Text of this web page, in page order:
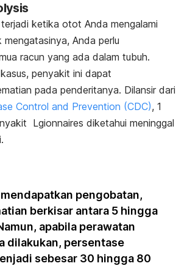
terjadi ketika otot Anda mengalami
Anda perlu
racun yang ada dalam tubuh.
penyakit ini dapat
pada penderitanya. Dilansir dari
Control and Prevention (CDC), 1
Lgionnaires diketahui meninggal
pengobatan,
berkisar antara 5 hingga
apabila perawatan
dilakukan, persentase
sebesar 30 hingga 80